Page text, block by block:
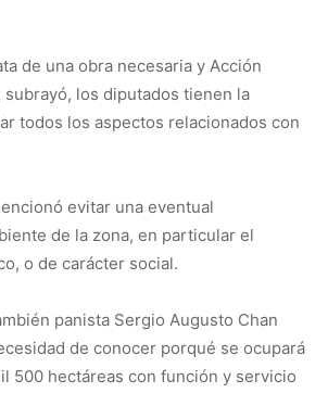
de una obra necesaria y Acción
subrayó, los diputados tienen la
todos los aspectos relacionados con
evitar una eventual
de la zona, en particular el
o de carácter social.
panista Sergio Augusto Chan
de conocer porqué se ocupará
500 hectáreas con función y servicio